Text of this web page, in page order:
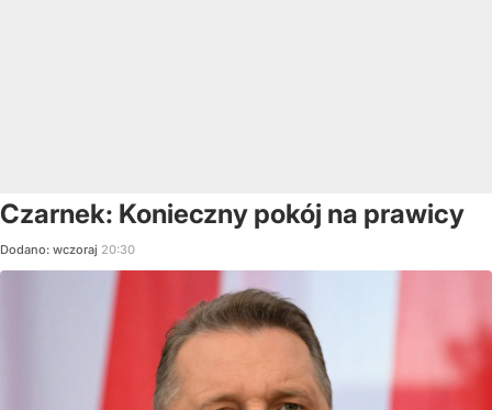
Czarnek: Konieczny pokój na prawicy
Dodano: wczoraj 20:30